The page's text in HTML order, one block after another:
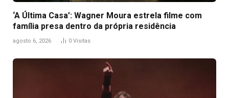
‘A Última Casa’: Wagner Moura estrela filme com
família presa dentro da própria residência
agosto 6, 2026 0 Visitas